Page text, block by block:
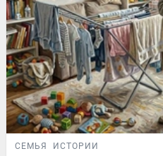
СЕМЬЯ ИСТОРИИ